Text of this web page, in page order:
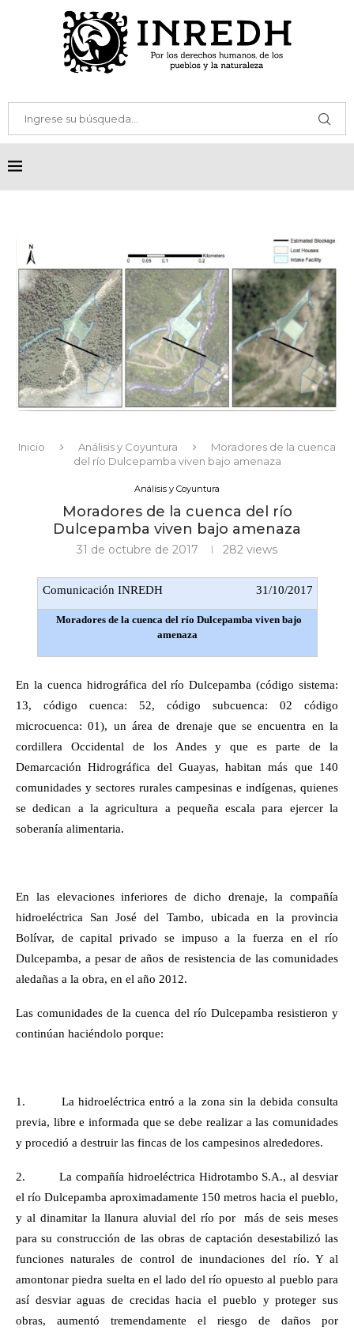
Inicio Análisis y Coyuntura
Moradores de la cuenca
del río Dulcepamba viven bajo amenaza
Análisis y Coyuntura
Moradores de la cuenca del río
Dulcepamba viven bajo amenaza
31 de octubre de 2017 282 views
Comunicación INREDH 31/10/2017
Moradores de la cuenca del río Dulcepamba viven bajo
amenaza
En la cuenca hidrográfica del río Dulcepamba (código sistema:
13, código cuenca: 52, código subcuenca: 02 código
microcuenca: 01), un área de drenaje que se encuentra en la
cordillera Occidental de los Andes y que es parte de la
Demarcación Hidrográfica del Guayas, habitan más que 140
comunidades y sectores rurales campesinas e indígenas, quienes
se dedican a la agricultura a pequeña escala para ejercer la
soberanía alimentaria.
En las elevaciones inferiores de dicho drenaje, la compañía
hidroeléctrica San José del Tambo, ubicada en la provincia
Bolívar, de capital privado se impuso a la fuerza en el río
Dulcepamba, a pesar de años de resistencia de las comunidades
aledañas a la obra, en el año 2012.
Las comunidades de la cuenca del río Dulcepamba resistieron y
continúan haciéndolo porque:
1.
La hidroeléctrica entró a la zona sin la debida consulta
previa, libre e informada que se debe realizar a las comunidades
y procedió a destruir las fincas de los campesinos alrededores.
2.
La compañía hidroeléctrica Hidrotambo S.A., al desviar
el río Dulcepamba aproximadamente 150 metros hacia el pueblo,
y al dinamitar la llanura aluvial del río por más de seis meses
para su construcción de las obras de captación desestabilizó las
funciones naturales de control de inundaciones del río. Y al
amontonar piedra suelta en el lado del río opuesto al pueblo para
así desviar aguas de crecidas hacia el pueblo y proteger sus
obras, aumentó tremendamente el riesgo de daños por